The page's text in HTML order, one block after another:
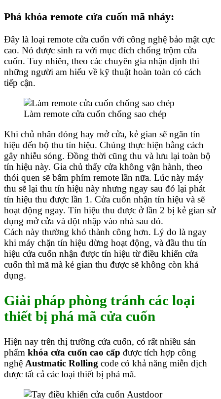
Phá khóa remote cửa cuốn mã nhảy:
Đây là loại remote cửa cuốn với công nghệ bảo mật cực
cao. Nó được sinh ra với mục đích chống trộm cửa
cuốn. Tuy nhiên, theo các chuyên gia nhận định thì
những người am hiểu về kỹ thuật hoàn toàn có cách
tiếp cận.
Làm remote cửa cuốn chống sao chép
Khi chủ nhân đóng hay mở cửa, kẻ gian sẽ ngăn tín
hiệu đến bộ thu tín hiệu. Chúng thực hiện bằng cách
gây nhiễu sóng. Đồng thời cũng thu và lưu lại toàn bộ
tín hiệu này. Gia chủ thấy cửa không vận hành, theo
thói quen sẽ bấm phím remote lần nữa. Lúc này máy
thu sẽ lại thu tín hiệu này nhưng ngay sau đó lại phát
tín hiệu thu được lần 1. Cửa cuốn nhận tín hiệu và sẽ
hoạt động ngay. Tín hiệu thu được ở lần 2 bị kẻ gian sử
dụng mở cửa và đột nhập vào nhà sau đó.
Cách này thường khó thành công hơn. Lý do là ngay
khi máy chặn tín hiệu dừng hoạt động, và đầu thu tín
hiệu cửa cuốn nhận được tín hiệu từ điều khiển cửa
cuốn thì mã mà kẻ gian thu được sẽ không còn khả
dụng.
Giải pháp phòng tránh các loại
thiết bị phá mã cửa cuốn
Hiện nay trên thị trường cửa cuốn, có rất nhiều sản
phẩm khóa cửa cuốn cao cấp được tích hợp công
nghệ Austmatic Rolling code có khả năng miễn dịch
được tất cả các loại thiết bị phá mã.